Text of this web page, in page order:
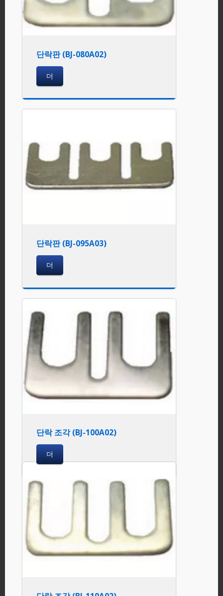
단락판 (BJ-080A02)
더
단락판 (BJ-095A03)
더
단락 조각 (BJ-100A02)
더